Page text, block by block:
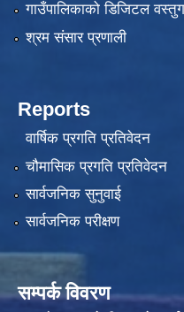
गाउँपालिकाको डिजिटल
श्रम संसार प्रणाली
Reports
वार्षिक प्रगति प्रतिवेदन
चौमासिक प्रगति प्रतिवेदन
सार्वजनिक सुनुवाई
सार्वजनिक परीक्षण
सम्पर्क विवरण